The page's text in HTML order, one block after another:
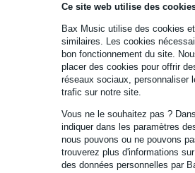
Ce site web utilise des
Bax Music utilise des cookies
similaires. Les cookies
bon fonctionnement du site.
placer des cookies pour offrir
réseaux sociaux, personnaliser
trafic sur notre site.
Vous ne le souhaitez pas ?
indiquer dans les paramètres
nous pouvons ou ne pouvons
trouverez plus d'informations
des données personnelles par
Livraison gratuite
Retours gratuits
30 jours satisfait ou remboursé
Informations
Afficher toutes les caractéristiques du